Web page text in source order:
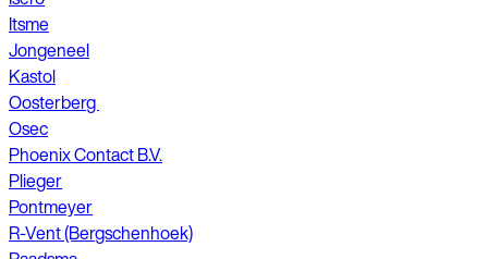
Itsme
Jongeneel
Kastol
Oosterberg
Osec
Phoenix Contact B.V.
Plieger
Pontmeyer
R-Vent (Bergschenhoek)